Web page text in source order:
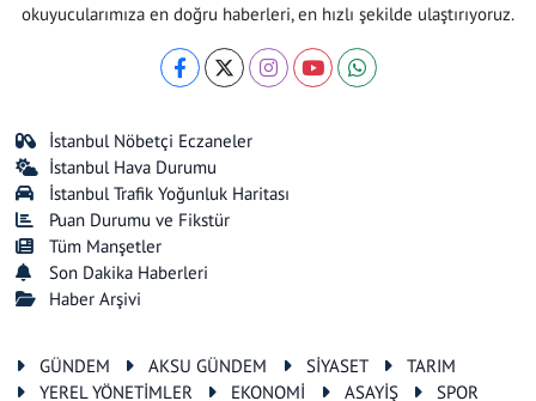
okuyucularımıza en doğru haberleri, en hızlı şekilde ulaştırıyoruz.
İstanbul Nöbetçi Eczaneler
İstanbul Hava Durumu
İstanbul Trafik Yoğunluk Haritası
Puan Durumu ve Fikstür
Tüm Manşetler
Son Dakika Haberleri
Haber Arşivi
GÜNDEM AKSU GÜNDEM SİYASET
TARIM
YEREL YÖNETİMLER
EKONOMİ ASAYİŞ SPOR